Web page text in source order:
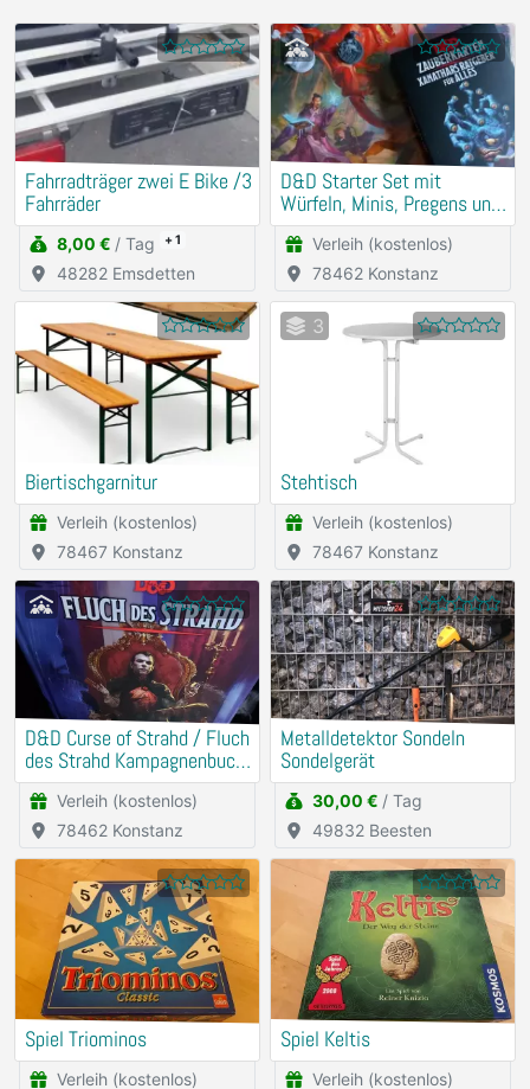
Fahrradträger zwei E Bike /3
Fahrräder
8,00 € / Tag + 1
48282 Emsdetten
D&D Starter Set mit
Würfeln, Minis, Pregens und
Zauberkarten
Verleih (kostenlos)
78462 Konstanz
Biertischgarnitur
Verleih (kostenlos)
78467 Konstanz
3
Stehtisch
Verleih (kostenlos)
78467 Konstanz
D&D Curse of Strahd / Fluch
des Strahd Kampagnenbuch
Deutsch mit Würfeln
Verleih (kostenlos)
78462 Konstanz
Metalldetektor Sondeln
Sondelgerät
30,00 € / Tag
49832 Beesten
Spiel Triominos
Verleih (kostenlos)
Spiel Keltis
Verleih (kostenlos)